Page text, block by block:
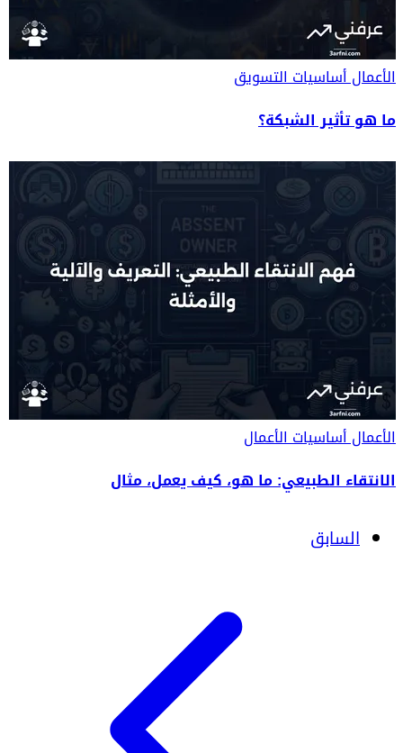
الأعمالأساسيات التسويق
ما هو تأثير الشبكة؟
الأعمالأساسيات الأعمال
الانتقاء الطبيعي: ما هو، كيف يعمل، مثال
السابق